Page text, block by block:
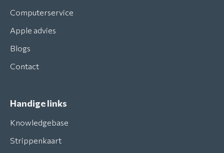
Computerservice
Apple advies
Blogs
Contact
Handige links
Knowledgebase
Strippenkaart